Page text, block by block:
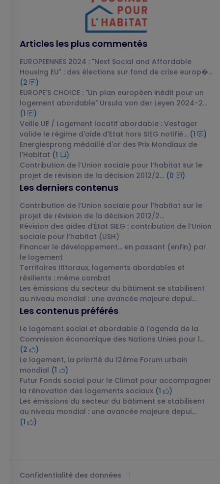
Articles les plus commentés
EUROPEENNES 2024 : "Next Social and Affordable
Housing EU" : des élections sur fond de crise europ�...
(2
)
EUROPE'S CHOICE : "Un plan européen inédit pour un
logement abordable" Ursula von der Leyen 2024-2...
(1
)
Veille UE / Logement locatif abordable : Vestager
valide le régime d'aide d'Etat hors SIEG notifié... (1
)
Energiesprong médaillé d'or des Prix Mondiaux de
l'Habitat (1
)
Contribution de l’Union sociale pour l’habitat sur le
projet de révision de la décision 2012/2... (0 )
Les derniers contenus
Contribution de l’Union sociale pour l’habitat sur le
projet de révision de la décision 2012/2...
Révision des aides d’État SIEG : contribution de l’Union
sociale pour l’habitat (USH)
Financer le développement… en passant (enfin) par
le logement
Territoires littoraux, logements abordables et
résilients : même combat
Les émissions du secteur du bâtiment se stabilisent
au niveau mondial : une avancée majeure depui...
Les contenus préférés
Le logement social et abordable à l’agenda de la
Commission économique des Nations Unies pour l...
(2
)
Le logement, la priorité du 12ème Forum urbain
mondial (1
)
Futur Fonds social pour le Climat pour accompagner
la rénovation des logements sociaux (1
)
Les émissions du secteur du bâtiment se stabilisent
au niveau mondial : une avancée majeure depui...
(1
)
Confidentialité des données